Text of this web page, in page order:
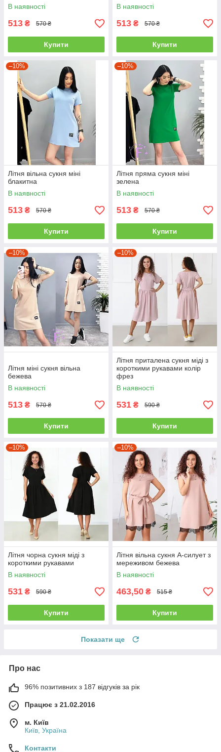
В наявності
513 ₴ 570 ₴
Купити
В наявності
513 ₴ 570 ₴
Купити
–10%
Літня вільна сукня міні
блакитна
В наявності
513 ₴ 570 ₴
Купити
–10%
Літня пряма сукня міні
зелена
В наявності
513 ₴ 570 ₴
Купити
–10%
Літня міні сукня вільна
бежева
В наявності
513 ₴ 570 ₴
Купити
–10%
Літня приталена сукня міді з
короткими рукавами колір
фрез
В наявності
531 ₴ 590 ₴
Купити
–10%
Літня чорна сукня міді з
короткими рукавами
В наявності
531 ₴ 590 ₴
Купити
–10%
Літня вільна сукня А-силует з
мереживом бежева
В наявності
463,50 ₴ 515 ₴
Купити
Показати ще
Про нас
96% позитивних з 187 відгуків за рік
Працює з 21.02.2016
м. Київ
Київ, Україна
Контакти